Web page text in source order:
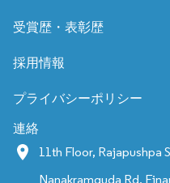
受賞歴・表彰歴
採用情報
プライバシーポリシー
連絡
11th Floor, Rajapushpa
Nanakramguda Rd,